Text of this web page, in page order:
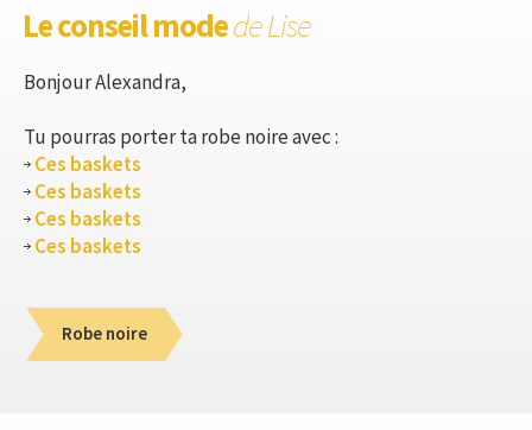
Le conseil modede Lise
Bonjour Alexandra,
Tu pourras porter ta robe noire avec :
Ces baskets
Ces baskets
Ces baskets
Ces baskets
Robe noire